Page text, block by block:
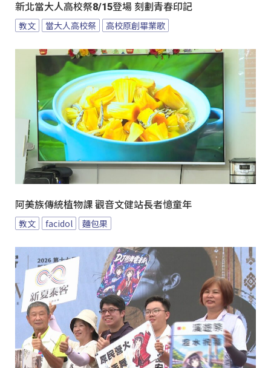
新北當大人高校祭8/15登場 刻劃青春印記
教文 當大人高校祭 高校原創畢業歌
阿美族傳統植物課 觀音文健站長者憶童年
教文 facidol 麵包果